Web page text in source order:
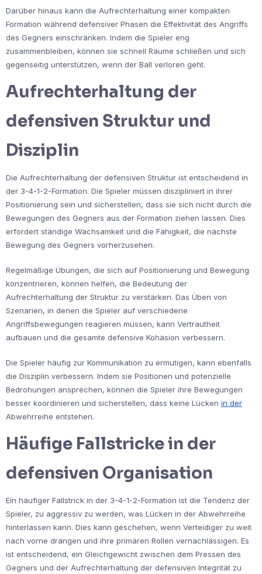
Darüber hinaus kann die Aufrechterhaltung einer kompakten
Formation während defensiver Phasen die Effektivität des Angriffs
des Gegners einschränken. Indem die Spieler eng
zusammenbleiben, können sie schnell Räume schließen und sich
gegenseitig unterstützen, wenn der Ball verloren geht.
Aufrechterhaltung der
defensiven Struktur und
Disziplin
Die Aufrechterhaltung der defensiven Struktur ist entscheidend in
der 3-4-1-2-Formation. Die Spieler müssen diszipliniert in ihrer
Positionierung sein und sicherstellen, dass sie sich nicht durch die
Bewegungen des Gegners aus der Formation ziehen lassen. Dies
erfordert ständige Wachsamkeit und die Fähigkeit, die nächste
Bewegung des Gegners vorherzusehen.
Regelmäßige Übungen, die sich auf Positionierung und Bewegung
konzentrieren, können helfen, die Bedeutung der
Aufrechterhaltung der Struktur zu verstärken. Das Üben von
Szenarien, in denen die Spieler auf verschiedene
Angriffsbewegungen reagieren müssen, kann Vertrautheit
aufbauen und die gesamte defensive Kohäsion verbessern.
Die Spieler häufig zur Kommunikation zu ermutigen, kann ebenfalls
die Disziplin verbessern. Indem sie Positionen und potenzielle
Bedrohungen ansprechen, können die Spieler ihre Bewegungen
besser koordinieren und sicherstellen, dass keine Lücken in der
Abwehrreihe entstehen.
Häufige Fallstricke in der
defensiven Organisation
Ein häufiger Fallstrick in der 3-4-1-2-Formation ist die Tendenz der
Spieler, zu aggressiv zu werden, was Lücken in der Abwehrreihe
hinterlassen kann. Dies kann geschehen, wenn Verteidiger zu weit
nach vorne drängen und ihre primären Rollen vernachlässigen. Es
ist entscheidend, ein Gleichgewicht zwischen dem Pressen des
Gegners und der Aufrechterhaltung der defensiven Integrität zu